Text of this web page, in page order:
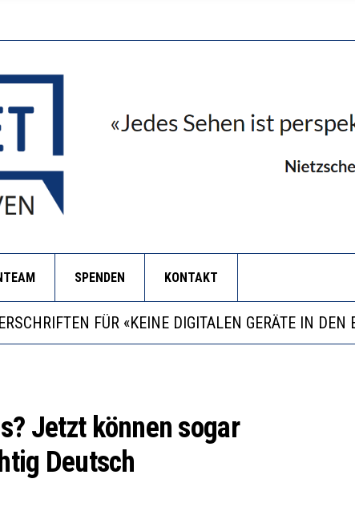
SPENDEN KONTAKT
HARMONISIERUNG IM SCHULWESEN
EVIDENZ UND WILL WISSEN, WAS ALL DIE
HARMONISIERUNG IM SCHULWESEN
Jetzt können sogar
Deutsch